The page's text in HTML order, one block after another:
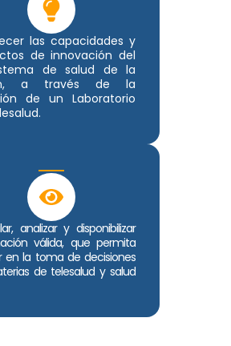
las capacidades y
de innovación del
de salud de la
a través de la
de un Laboratorio
analizar y disponibilizar
válida, que permita
en la toma de decisiones
de telesalud y salud